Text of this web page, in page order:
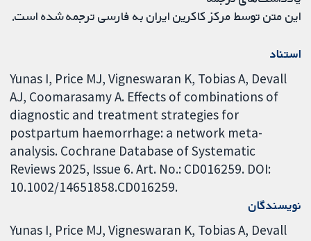
این متن توسط مرکز کاکرین ایران به فارسی ترجمه شده است.
استناد
Yunas I, Price MJ, Vigneswaran K, Tobias A, Devall
AJ, Coomarasamy A. Effects of combinations of
diagnostic and treatment strategies for
postpartum haemorrhage: a network meta-
analysis. Cochrane Database of Systematic
Reviews 2025, Issue 6. Art. No.: CD016259. DOI:
10.1002/14651858.CD016259.
نویسندگان
Yunas I Price MJ Vigneswaran K Tobias A Devall